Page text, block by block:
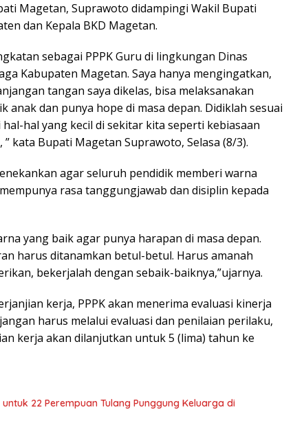
Magetan, Suprawoto didampingi Wakil Bupati
dan Kepala BKD Magetan.
sebagai PPPK Guru di lingkungan Dinas
Kabupaten Magetan. Saya hanya mengingatkan,
tangan saya dikelas, bisa melaksanakan
anak dan punya hope di masa depan. Didiklah sesuai
hal yang kecil di sekitar kita seperti kebiasaan
kata Bupati Magetan Suprawoto, Selasa (8/3).
agar seluruh pendidik memberi warna
rasa tanggungjawab dan disiplin kepada
yang baik agar punya harapan di masa depan.
harus ditanamkan betul-betul. Harus amanah
bekerjalah dengan sebaik-baiknya,”ujarnya.
kerja, PPPK akan menerima evaluasi kinerja
harus melalui evaluasi dan penilaian perilaku,
kerja akan dilanjutkan untuk 5 (lima) tahun ke
22 Perempuan Tulang Punggung Keluarga di